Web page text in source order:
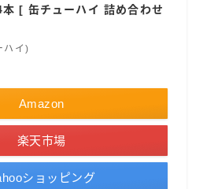
[ 缶チューハイ 詰め合わせ
ハイ)
Amazon
楽天市場
ショッピング